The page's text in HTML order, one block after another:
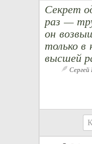
Секрет
раз —
он
только в
высшей
Сергей